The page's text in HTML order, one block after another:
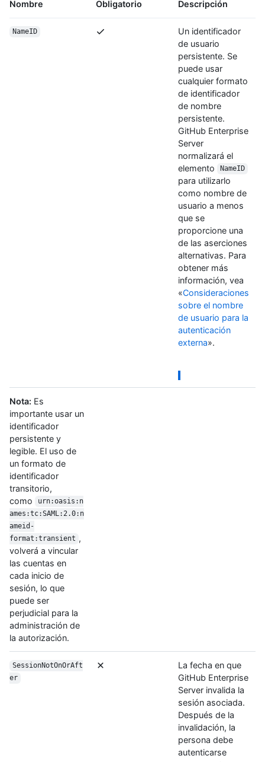
Nombre Obligatorio Descripción
NameID
Un identificador
de usuario
persistente. Se
puede usar
cualquier formato
de identificador
de nombre
persistente.
GitHub Enterprise
Server
normalizará el
elemento
NameID
para utilizarlo
como nombre de
usuario a menos
que se
proporcione una
de las aserciones
alternativas. Para
obtener más
información, vea
«Consideraciones
sobre el nombre
de usuario para la
autenticación
externa».
Nota: Es
importante usar un
identificador
persistente y
legible. El uso de
un formato de
identificador
transitorio,
como
urn:oasis:n
ames:tc:SAML:2.0:n
ameid-
format:transient ,
volverá a vincular
las cuentas en
cada inicio de
sesión, lo que
puede ser
perjudicial para la
administración de
la autorización.
SessionNotOnOrAft
er
La fecha en que
GitHub Enterprise
Server invalida la
sesión asociada.
Después de la
invalidación, la
persona debe
autenticarse